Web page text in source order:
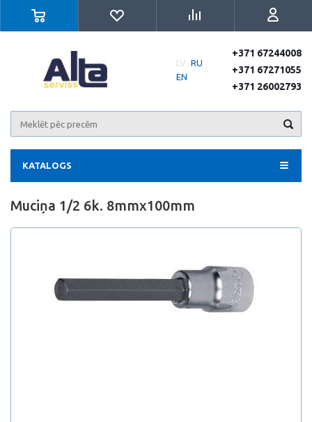
LV RU
EN
+371 67244008
+371 67271055
+371 26002793
KATALOGS
Muciņa 1/2 6k. 8mmx100mm